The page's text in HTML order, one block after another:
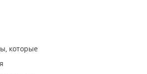
которые